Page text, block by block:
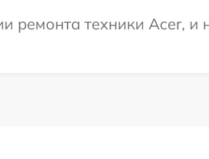
техники Acer, и